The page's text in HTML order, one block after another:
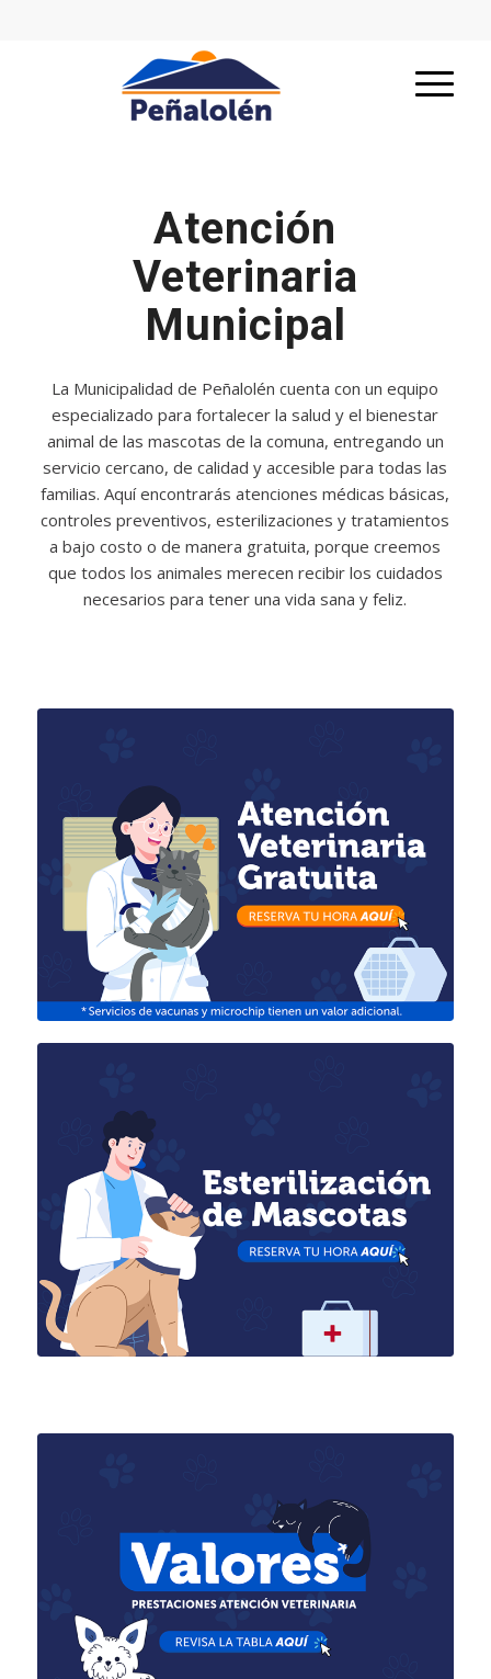
Atención
Veterinaria
Municipal
La Municipalidad de Peñalolén cuenta con un equipo
especializado para fortalecer la salud y el bienestar
animal de las mascotas de la comuna, entregando un
servicio cercano, de calidad y accesible para todas las
familias. Aquí encontrarás atenciones médicas básicas,
controles preventivos, esterilizaciones y tratamientos
a bajo costo o de manera gratuita, porque creemos
que todos los animales merecen recibir los cuidados
necesarios para tener una vida sana y feliz.